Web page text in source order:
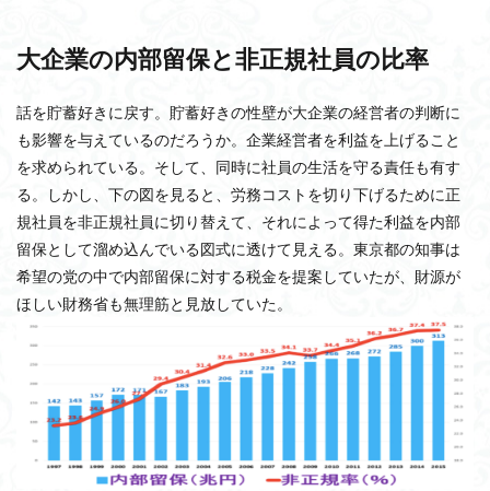
大企業の内部留保と非正規社員の比率
話を貯蓄好きに戻す。貯蓄好きの性壁が大企業の経営者の判断に
も影響を与えているのだろうか。企業経営者を利益を上げること
を求められている。そして、同時に社員の生活を守る責任も有す
る。しかし、下の図を見ると、労務コストを切り下げるために正
規社員を非正規社員に切り替えて、それによって得た利益を内部
留保として溜め込んでいる図式に透けて見える。東京都の知事は
希望の党の中で内部留保に対する税金を提案していたが、財源が
ほしい財務省も無理筋と見放していた。